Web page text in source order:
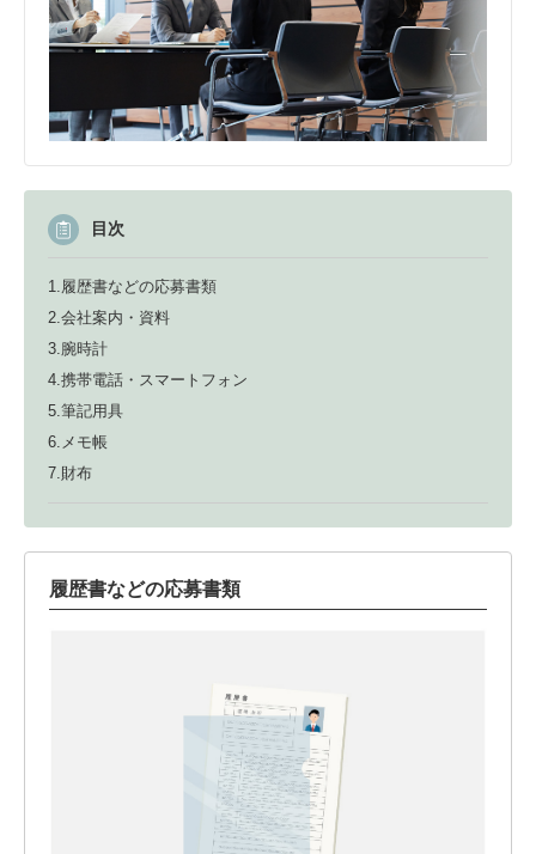
目次
1.履歴書などの応募書類
2.会社案内・資料
3.腕時計
4.携帯電話・スマートフォン
5.筆記用具
6.メモ帳
7.財布
履歴書などの応募書類